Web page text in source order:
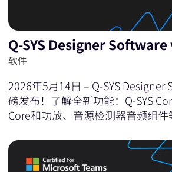
Q-SYS Designer Software
软件
2026年5月14日 – Q-SYS Designer
磅发布！了解全新功能：Q-SYS
Core和功放、音源检测器音频组件